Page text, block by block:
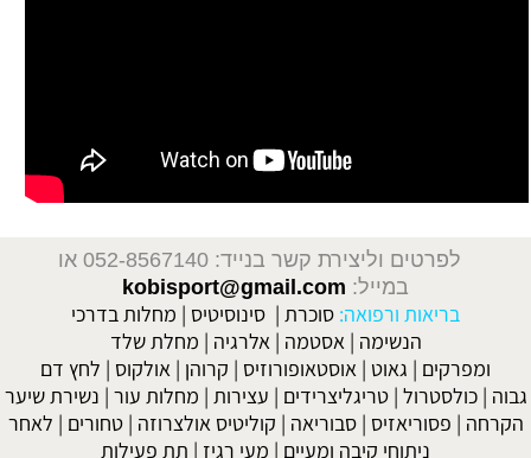
לפרטים וליצירת קשר בנייד: 052-8567140
או
במייל: kobisport@gmail.com
בריאות ורפואה: סוכרת | סינוסיטיס | מחלות בדרכי
הנשימה | אסטמה | אלרגיה | מחלת שלד
ומפרקים | גאוט | אוסטאופורוזיס | קרוהן | אולקוס | לחץ דם
גבוה |כולסטרול |טריגליצרידים | עצירות | מחלות עור | נשירת שיער
הקרחה | פסוריאזיס |סבוריאה | קוליטיס אולצרוזה |טחורים | לאחר
ניתוחי קיבה ומעיים | מעי רגיז | תת פעילות